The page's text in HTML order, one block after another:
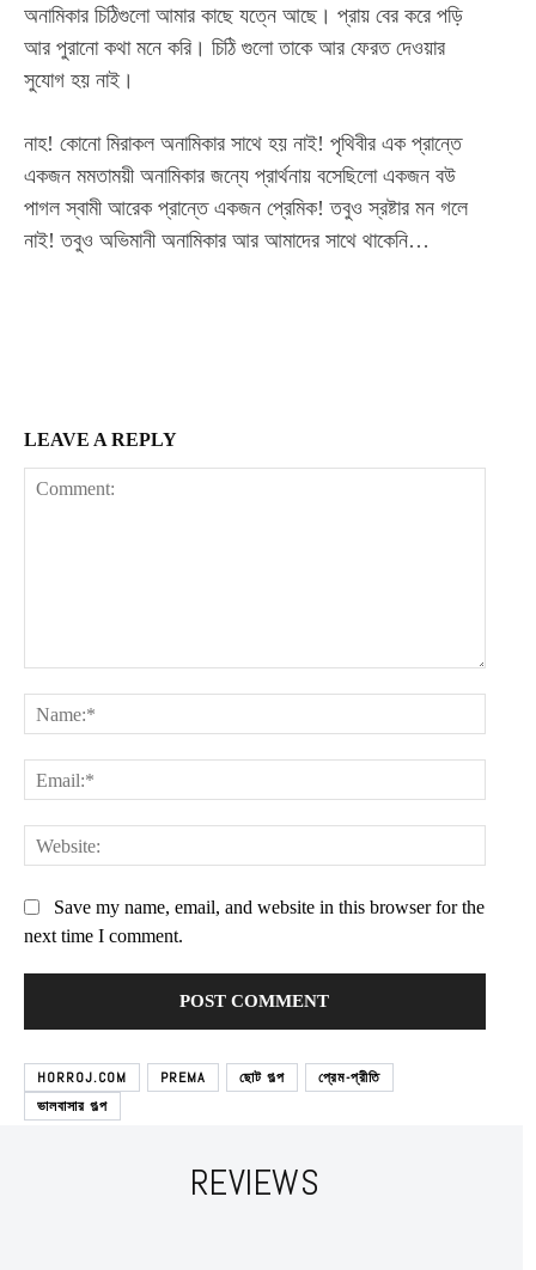
$100 / year
Praesent euismod ac
Ut mollis pellentesque tortor
Nullam eu erat condimentum
Donec quis est ac felis
অনামিকার চিঠিগুলো আমার কাছে যত্নে আছে। প্রায় বের করে পড়ি
আর পুরানো কথা মনে করি। চিঠি গুলো তাকে আর ফেরত দেওয়ার
সুযোগ হয় নাই।
নাহ! কোনো মিরাকল অনামিকার সাথে হয় নাই! পৃথিবীর এক প্রান্তে
একজন মমতাময়ী অনামিকার জন্যে প্রার্থনায় বসেছিলো একজন বউ
পাগল স্বামী আরেক প্রান্তে একজন প্রেমিক! তবুও স্রষ্টার মন গলে
নাই! তবুও অভিমানী অনামিকার আর আমাদের সাথে থাকেনি…
LEAVE A REPLY
Save my name, email, and website in this browser for the
next time I comment.
HORROJ.COM PREMA ছোট গল্প
প্রেম-প্রীতি
ভালবাসার গল্প
REVIEWS